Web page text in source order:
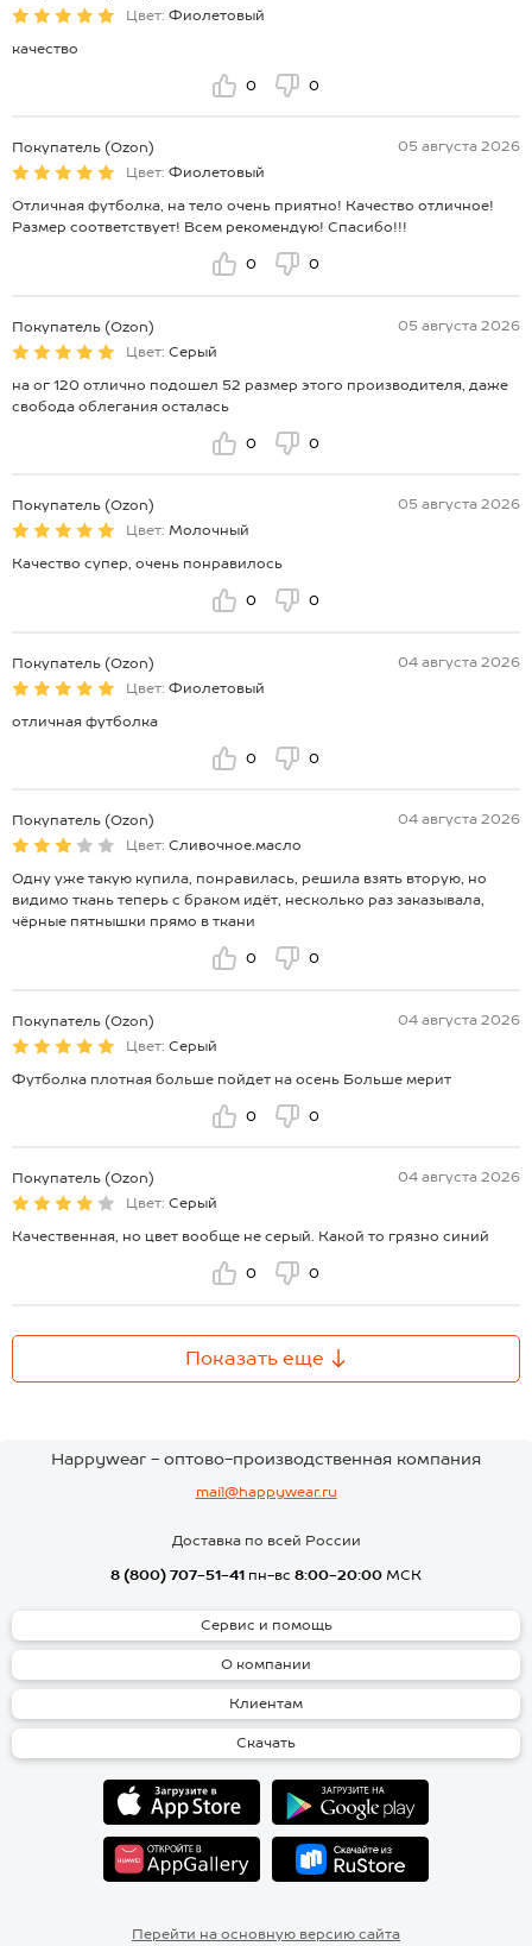
Цвет: Фиолетовый
качество
0 0
Покупатель (Ozon)
05 августа 2026
Цвет: Фиолетовый
Отличная футболка, на тело очень приятно! Качество отличное!
Размер соответствует! Всем рекомендую! Спасибо!!!
0 0
Покупатель (Ozon)
05 августа 2026
Цвет: Серый
на ог 120 отлично подошел 52 размер этого производителя, даже
свобода облегания осталась
0 0
Покупатель (Ozon)
05 августа 2026
Цвет: Молочный
Качество супер, очень понравилось
0 0
Покупатель (Ozon)
04 августа 2026
Цвет: Фиолетовый
отличная футболка
0 0
Покупатель (Ozon)
04 августа 2026
Цвет: Сливочное.масло
Одну уже такую купила, понравилась, решила взять вторую, но
видимо ткань теперь с браком идёт, несколько раз заказывала,
чёрные пятнышки прямо в ткани
0 0
Покупатель (Ozon)
04 августа 2026
Цвет: Серый
Футболка плотная больше пойдет на осень Больше мерит
0 0
Покупатель (Ozon)
04 августа 2026
Цвет: Серый
Качественная, но цвет вообще не серый. Какой то грязно синий
0 0
Показать еще
Happywear - оптово-производственная компания
mail@happywear.ru
Доставка по всей России
8 (800) 707-51-41 пн-вс 8:00-20:00 МСК
Сервис и помощь
О компании
Клиентам
Скачать
Перейти на основную версию сайта